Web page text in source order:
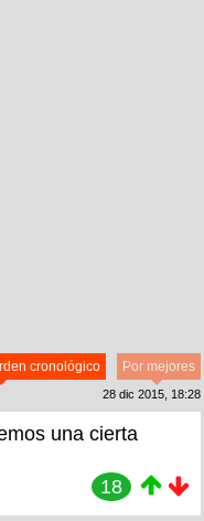
Por mejores
cronológico
28 dic 2015, 18:28
una cierta
18